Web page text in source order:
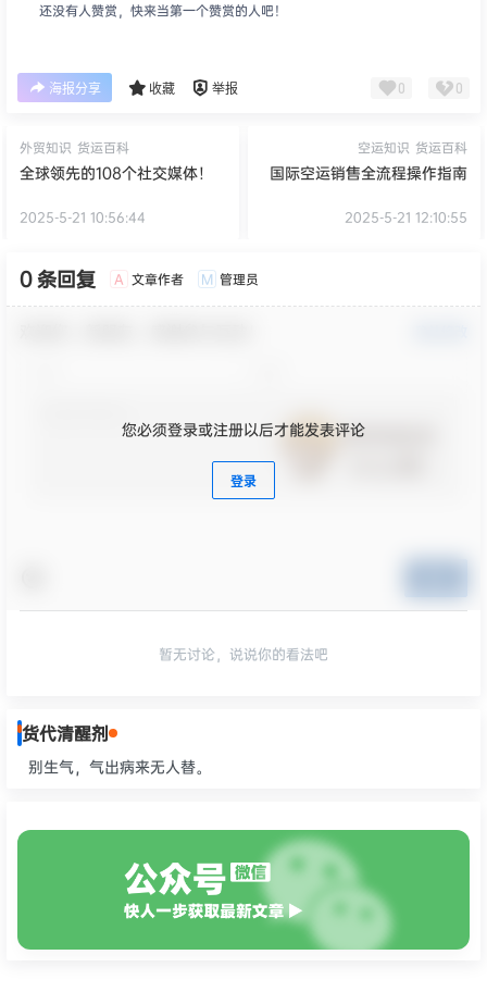
还没有人赞赏，快来当第一个赞赏的人吧！
海报分享 收藏 举报 0 0
外贸知识 货运百科
全球领先的108个社交媒体！
2025-5-21 10:56:44
空运知识 货运百科
国际空运销售全流程操作指南
2025-5-21 12:10:55
0 条回复 A 文章作者 M 管理员
您必须登录或注册以后才能发表评论
登录
暂无讨论，说说你的看法吧
货代清醒剂
别生气，气出病来无人替。